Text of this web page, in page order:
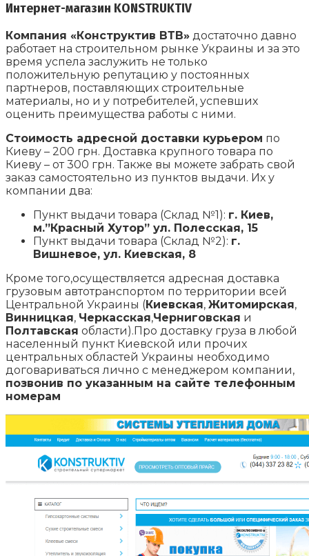
Интернет-магазин KONSTRUKTIV
Компания «Конструктив ВТВ» достаточно давно
работает на строительном рынке Украины и за это
время успела заслужить не только
положительную репутацию у постоянных
партнеров, поставляющих строительные
материалы, но и у потребителей, успевших
оценить преимущества работы с ними.
Стоимость адресной доставки курьером по
Киеву – 200 грн. Доставка крупного товара по
Киеву – от 300 грн. Также вы можете забрать свой
заказ самостоятельно из пунктов выдачи. Их у
компании два:
Пункт выдачи товара (Склад №1): г. Киев,
м.”Красный Хутор” ул. Полесская, 15
Пункт выдачи товара (Склад №2): г.
Вишневое, ул. Киевская, 8
Кроме того,осуществляется адресная доставка
грузовым автотранспортом по территории всей
Центральной Украины (Киевская, Житомирская,
Винницкая, Черкасская,Черниговская и
Полтавская области).Про доставку груза в любой
населенный пункт Киевской или прочих
центральных областей Украины необходимо
договариваться лично с менеджером компании,
позвонив по указанным на сайте телефонным
номерам